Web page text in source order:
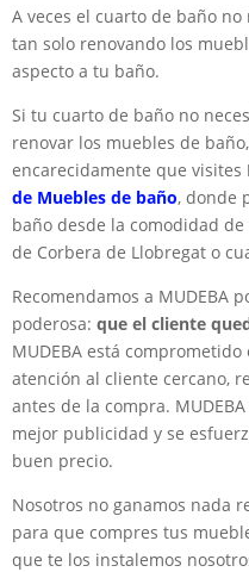
A veces el cuarto de baño
tan solo renovando los
aspecto a tu baño.
Si tu cuarto de baño no
renovar los muebles de
encarecidamente que visites
de Muebles de baño, donde
baño desde la comodidad
de Corbera de Llobregat o
Recomendamos a MUDEBA
poderosa: que el cliente
MUDEBA está
atención al cliente cercano,
antes de la compra.
mejor publicidad y se
buen precio.
Nosotros no ganamos nada
para que compres tus
que te los instalemos